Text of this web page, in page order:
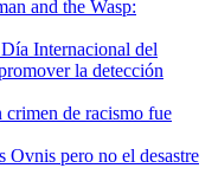
and the Wasp:
Internacional del
la detección
de racismo fue
Ovnis pero no el desastre